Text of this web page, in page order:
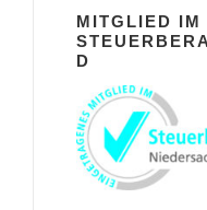
MITGLIED IM
D